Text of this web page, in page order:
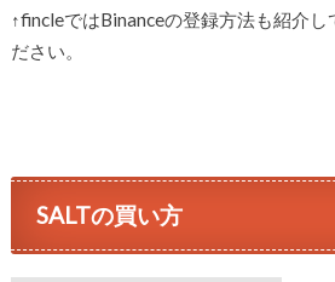
↑fincleではBinanceの登録方法も紹介し
ださい。
SALTの買い方